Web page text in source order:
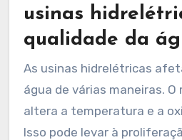
usinas
qualidade da
As usinas hidrelétricas
água de várias maneiras.
altera a temperatura e a
Isso pode levar à